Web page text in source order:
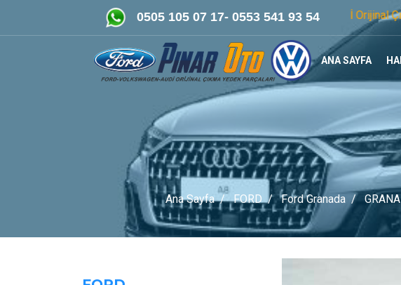
0505 105 07 17- 0553 541 93 54
FORD-VOLKSWAGEN- AUDİ Orijinal Çıkma
ANA SAYFA
Ana Sayfa FORD Ford Granada